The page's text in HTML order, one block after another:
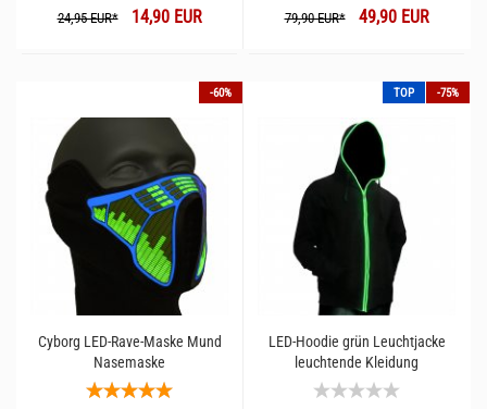
24,95 EUR*14,90 EUR 79,90 EUR*49,90 EUR
-60%
Cyborg LED-Rave-Maske Mund
Nasemaske
TOP -75%
LED-Hoodie grün Leuchtjacke
leuchtende Kleidung